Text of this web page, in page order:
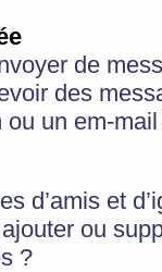
de
des
ou un em-
d’amis et
ou
?